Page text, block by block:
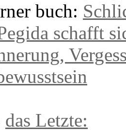
buch:
schafft
das Letzte: